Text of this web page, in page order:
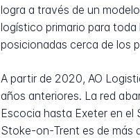
logra a través de un
logístico primario para
posicionadas cerca de los
A partir de 2020, AO
años anteriores. La red
Escocia hasta Exeter en
Stoke-on-Trent es de más